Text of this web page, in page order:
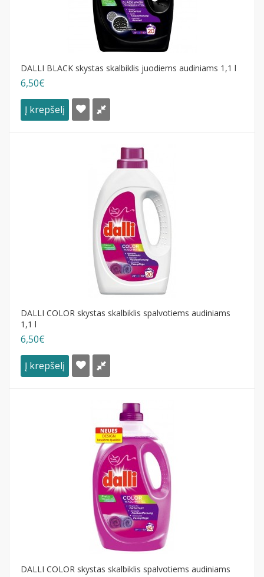
DALLI BLACK skystas skalbiklis juodiems audiniams 1,1 l
6,50€
Į krepšelį
DALLI COLOR skystas skalbiklis spalvotiems audiniams
1,1 l
6,50€
Į krepšelį
DALLI COLOR skystas skalbiklis spalvotiems audiniams